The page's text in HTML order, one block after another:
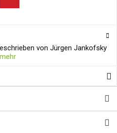
von Jürgen Jankofsky
mehr